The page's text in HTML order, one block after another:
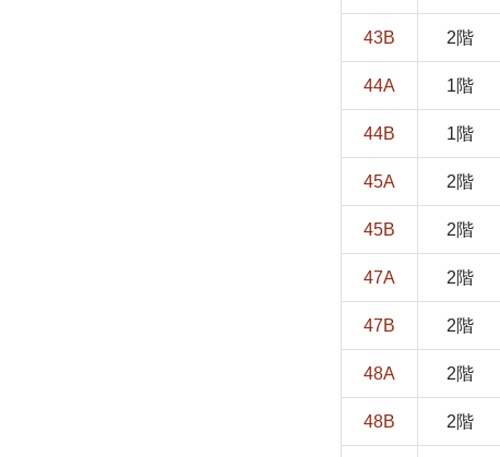
43B 2階
44A 1階
44B 1階
45A 2階
45B 2階
47A 2階
47B 2階
48A 2階
48B 2階